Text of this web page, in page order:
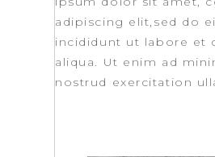
adipiscing elit,sed do
incididunt ut labore et
aliqua. Ut enim ad
nostrud exercitation